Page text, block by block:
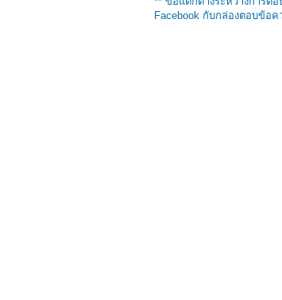
Facebook กับกล่องตอบข้อค